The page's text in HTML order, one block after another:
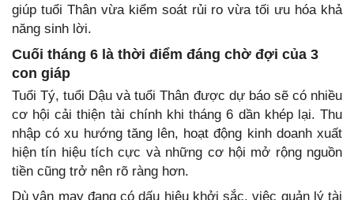
giúp tuổi Thân vừa kiểm soát rủi ro vừa tối ưu hóa khả
năng sinh lời.
Cuối tháng 6 là thời điểm đáng chờ đợi của 3
con giáp
Tuổi Tý, tuổi Dậu và tuổi Thân được dự báo sẽ có nhiều
cơ hội cải thiện tài chính khi tháng 6 dần khép lại. Thu
nhập có xu hướng tăng lên, hoạt động kinh doanh xuất
hiện tín hiệu tích cực và những cơ hội mở rộng nguồn
tiền cũng trở nên rõ ràng hơn.
Dù vận may đang có dấu hiệu khởi sắc, việc quản lý tài